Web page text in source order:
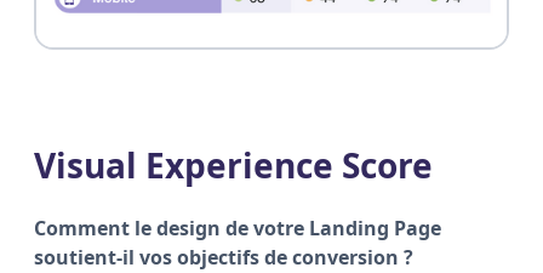
Visual Experience Score
Comment le design de votre Landing Page
soutient-il vos objectifs de conversion ?